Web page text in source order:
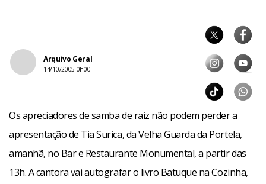
Arquivo Geral
14/10/2005 0h00
Os apreciadores de samba de raiz não podem perder a
apresentação de Tia Surica, da Velha Guarda da Portela,
amanhã, no Bar e Restaurante Monumental, a partir das
13h. A cantora vai autografar o livro Batuque na Cozinha,